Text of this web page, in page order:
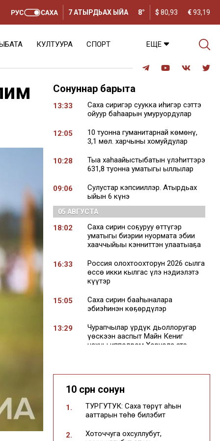
7 АТЫРДЬАХ ЫЙА 8° $ 80,93 €93,19
КУЛТУУРА СПОРТ ЕЩЕ
Сонуннар барыта
13:33
Саха сиригэр суукка иһигэр сэттэ
ойуур баһаарын умуруордулар
12:05
10 туонна гуманитарнай көмөнү,
3,1 мөл. харчыны хомуйдулар
10:28
Тыа хаһаайыстыбатын үлэһиттэрэ
631,8 туонна уматыгы ыллылар
09:06
Сулустар кэпсииллэр. Атырдьах
ыйын 6 күнэ
05 АВГУСТА
18:02
Саха сирин соҕуруу өттүгэр
уматыгы биэрии нуормата эбии
хааччыйыы кэнниттэн улаатыаҕа
16:33
Россия олохтоохторун 2026 сылга
өссө икки кылгас үлэ нэдиэлэтэ
күүтэр
15:05
Саха сирин бааһыналара
эбиэһинэн көҕөрдүлэр
13:29
Чурапчылар үрдүк дьоллоругар
үөскээн ааспыт Майн Кениг
чахчы ипподром Хоруола этэ
«Шахадьибэ»
бэлиэтиэхтэрэ
10:27
Саха сирин орто анал үөрэҕин
кыһаларыгар 37 тыһыынчаттан
10 сүрүн сонун
1.
ТУРГУТУК: Саха төрүт аһын
ааттарын төһө билэбит
2.
Хоточчуга охсуллубут,